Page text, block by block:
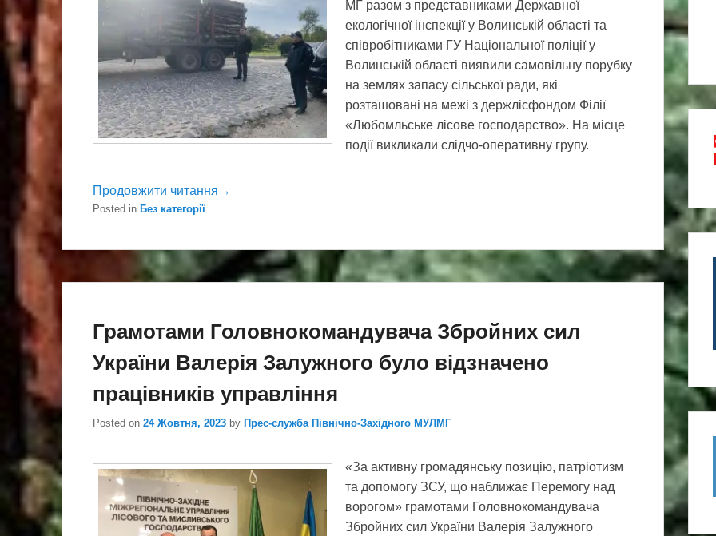
МГ разом з представниками Державної
екологічної інспекції у Волинській області та
співробітниками ГУ Національної поліції у
Волинській області виявили самовільну порубку
на землях запасу сільської ради, які
розташовані на межі з держлісфондом Філії
«Любомльське лісове господарство». На місце
події викликали слідчо-оперативну групу.
Продовжити читання→
Posted in Без категорії
Грамотами Головнокомандувача Збройних сил
України Валерія Залужного було відзначено
працівників управління
Posted on 24 Жовтня, 2023 by Прес-служба Північно-Західного МУЛМГ
«За активну громадянську позицію, патріотизм
та допомогу ЗСУ, що наближає Перемогу над
ворогом» грамотами Головнокомандувача
Збройних сил України Валерія Залужного